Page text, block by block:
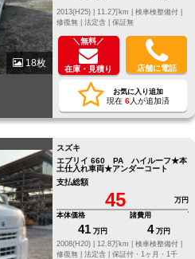
18枚
修復無 | 法定含 | 保証無
＼無料／
在庫・見積り 店舗に電話
お気に入り追加
現在 6人が追加済
スズキ
エブリイ 660 PA ハイルーフ★本
土仕入れ車両★アンダーコート
支払総額
45
万円
本体価格
41 万円
諸費用
4 万円
2008(H20) |
12.8万km |
検車検整備付 |
修復無 | 法定含 | 保証付・1ヶ月・1千